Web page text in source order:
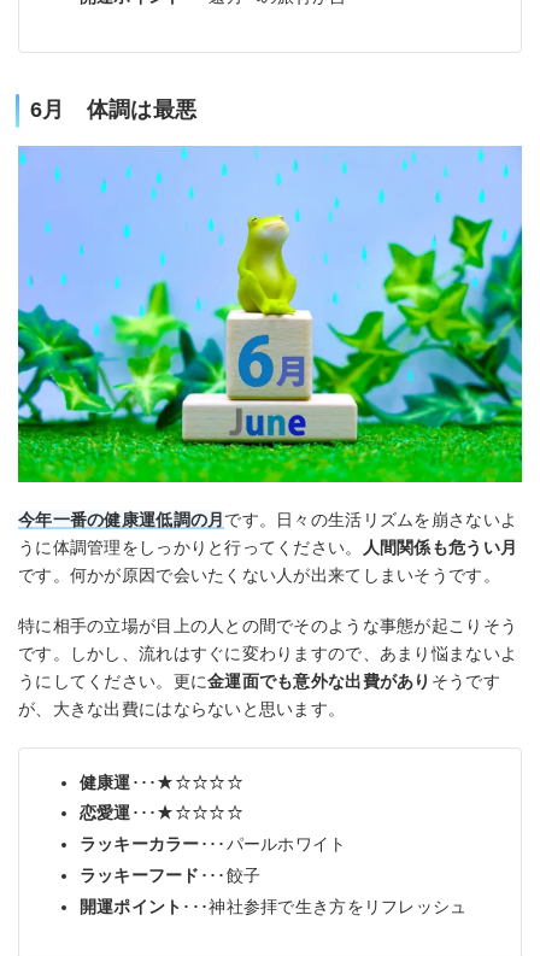
6月 体調は最悪
今年一番の健康運低調の月です。日々の生活リズムを崩さないよ
うに体調管理をしっかりと行ってください。
人間関係も危うい月
です。何かが原因で会いたくない人が出来てしまいそうです。
特に相手の立場が目上の人との間でそのような事態が起こりそう
です。しかし、流れはすぐに変わりますので、あまり悩まないよ
うにしてください。更に金運面でも意外な出費があり そうです
が、大きな出費にはならないと思います。
健康運･･･★☆☆☆☆
恋愛運･･･★☆☆☆☆
ラッキーカラー･･･パールホワイト
ラッキーフード ･･･餃子
開運ポイント ･･･神社参拝で生き方をリフレッシュ